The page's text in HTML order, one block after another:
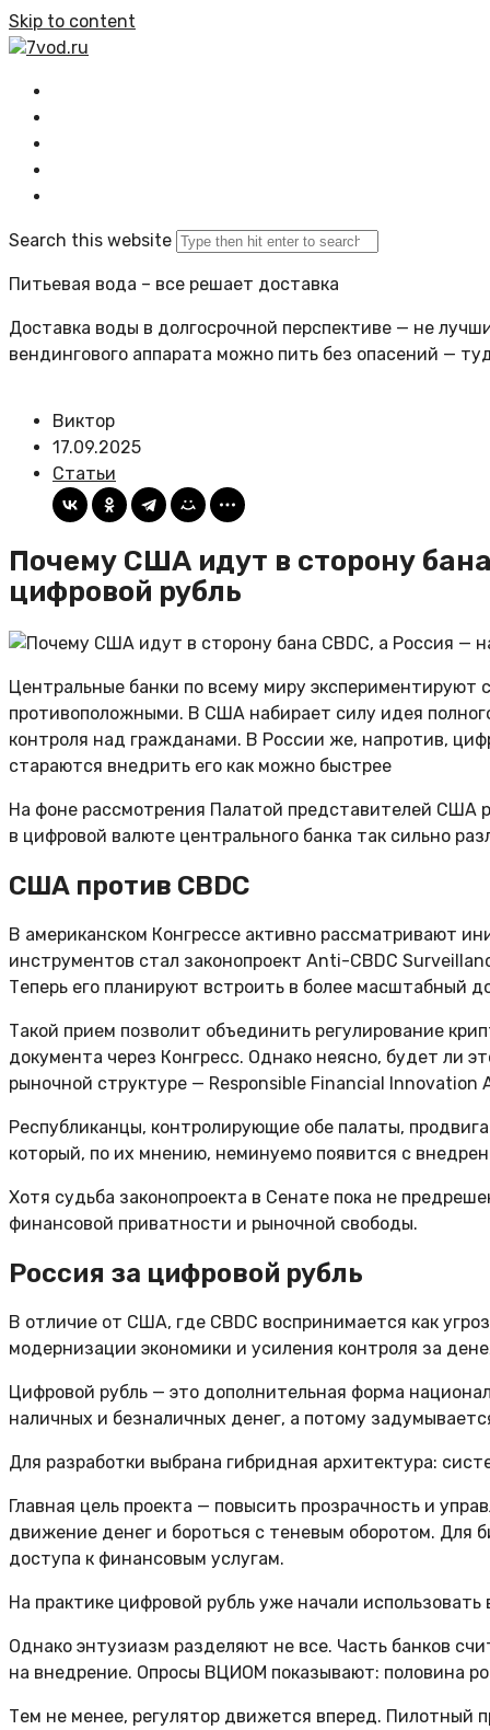
Skip to content
7vod.ru
Search this website
Питьевая вода – все решает доставка
Доставка воды в долгосрочной перспективе — не
вендингового аппарата можно пить без опасений —
Виктор
17.09.2025
Статьи
Почему США идут в сторону
цифровой рубль
Центральные банки по всему миру
противоположными. В США набирает силу идея
контроля над гражданами. В России же, напротив,
стараются внедрить его как можно быстрее
На фоне рассмотрения Палатой представителей США
в цифровой валюте центрального банка так сильно
США против CBDC
В американском Конгрессе активно рассматривают
инструментов стал законопроект Anti-CBDC
Теперь его планируют встроить в более масштабный
Такой прием позволит объединить регулирование
документа через Конгресс. Однако неясно, будет ли
рыночной структуре — Responsible Financial Innovation
Республиканцы, контролирующие обе палаты,
который, по их мнению, неминуемо появится с
Хотя судьба законопроекта в Сенате пока не
финансовой приватности и рыночной свободы.
Россия за цифровой рубль
В отличие от США, где CBDC воспринимается как
модернизации экономики и усиления контроля за
Цифровой рубль — это дополнительная форма
наличных и безналичных денег, а потому
Для разработки выбрана гибридная архитектура:
Главная цель проекта — повысить прозрачность и
движение денег и бороться с теневым оборотом. Для
доступа к финансовым услугам.
На практике цифровой рубль уже начали
Однако энтузиазм разделяют не все. Часть банков
на внедрение. Опросы ВЦИОМ показывают: половина
Тем не менее, регулятор движется вперед. Пилотный